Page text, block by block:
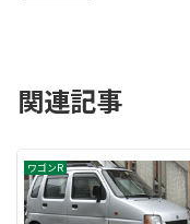
関連記事
ワゴンR